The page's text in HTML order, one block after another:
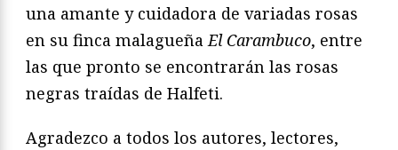
una amante y cuidadora de variadas rosas
en su finca malagueñaEl Carambuco, entre
las que pronto se encontrarán las rosas
negras traídas de Halfeti.
Agradezco a todos los autores, lectores,